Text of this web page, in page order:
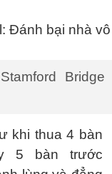
Bridge
khi thua 4 bàn
5 bàn trước